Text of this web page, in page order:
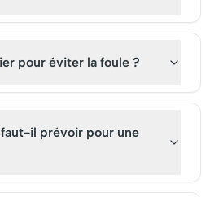
pour éviter la foule ?
il prévoir pour une